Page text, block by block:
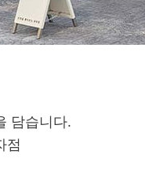
담습니다.
점